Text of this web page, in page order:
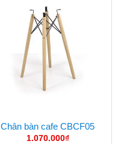
Chân bàn cafe CBCF05
1.070.000₫